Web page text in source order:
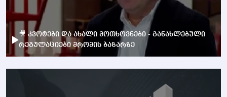
🎥 კვოტები და ახალი მოთხოვნები - განახლებული
რეგულაციები შრომის ბაზარზე